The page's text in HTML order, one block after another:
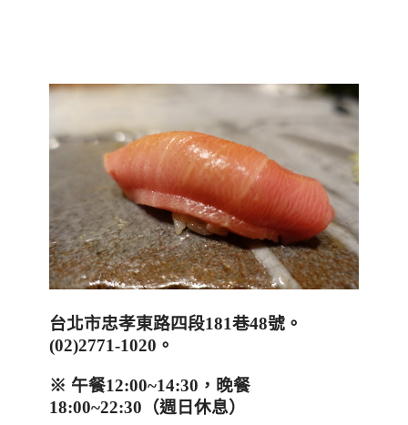
台北市忠孝東路四段181巷48號。
(02)2771-1020 。
※ 午餐12:00~14:30 ，晚餐
18:00~22:30 （週日休息）